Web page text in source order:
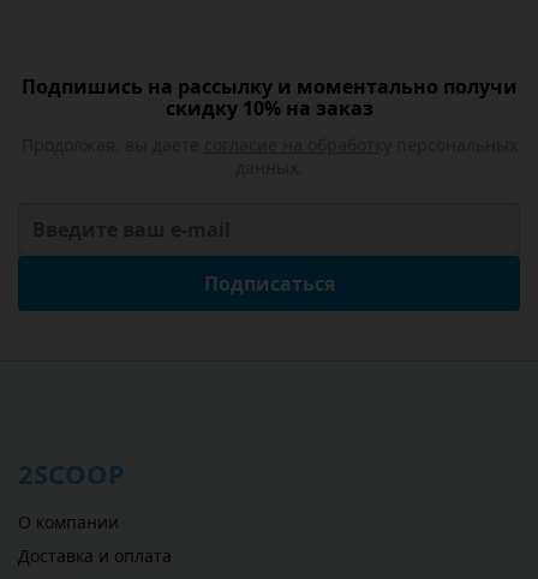
Подпишись на рассылку и моментально получи
скидку 10% на заказ
Подписаться
2SCOOP
О компании
Доставка и оплата